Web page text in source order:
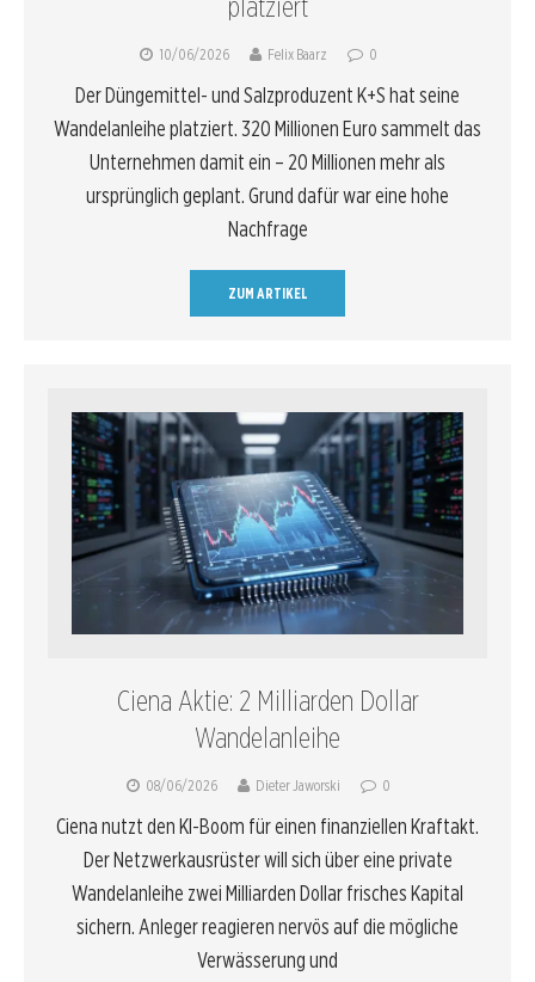
platziert
10/06/2026 Felix Baarz 0
Der Düngemittel- und Salzproduzent K+S hat seine
Wandelanleihe platziert. 320 Millionen Euro sammelt das
Unternehmen damit ein – 20 Millionen mehr als
ursprünglich geplant. Grund dafür war eine hohe
Nachfrage
ZUM ARTIKEL
Ciena Aktie: 2 Milliarden Dollar
Wandelanleihe
08/06/2026 Dieter Jaworski 0
Ciena nutzt den KI-Boom für einen finanziellen Kraftakt.
Der Netzwerkausrüster will sich über eine private
Wandelanleihe zwei Milliarden Dollar frisches Kapital
sichern. Anleger reagieren nervös auf die mögliche
Verwässerung und